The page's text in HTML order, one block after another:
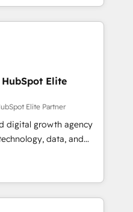
RevOps challenges.
without data loss or
efficiency. 🔹
with your tech stack
certified, reinforcing
and compliance. At
Elite
Elite Partner
digital growth agency
data, and
results. Founded in
Spain, LATAM, and
in building
customer success